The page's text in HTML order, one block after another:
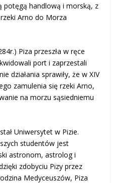
potęgą handlową i morską, z
Arno do Morza
Piza przeszła w ręce
port i zaprzestali
działania sprawiły, że w XIV
zamulenia się rzeki Arno,
na morzu sąsiedniemu
Uniwersytet w Pizie.
studentów jest
astronom, astrolog i
zdobyciu Pizy przez
Medyceuszów, Piza